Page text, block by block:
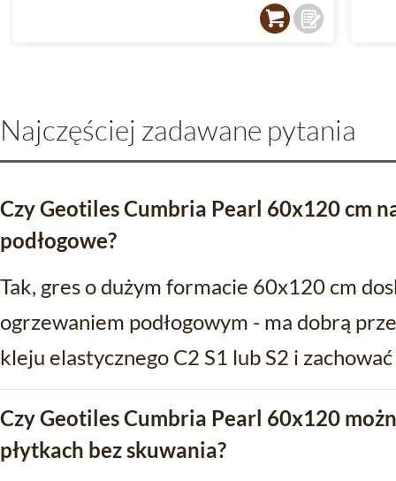
Najczęściej zadawane pytania
Czy Geotiles Cumbria Pearl 60x120 cm
podłogowe?
Tak, gres o dużym formacie 60x120 cm
ogrzewaniem podłogowym - ma dobrą
kleju elastycznego C2 S1 lub S2 i
Czy Geotiles Cumbria Pearl 60x120
płytkach bez skuwania?